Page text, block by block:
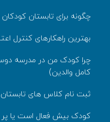
چگونه برای تابستان کودکان
بهترین راهکارهای کنترل
چرا کودک من در مدرسه
کامل والدین)
ثبت نام کلاس های تابستان
کودک بیش‌ فعال است یا پر